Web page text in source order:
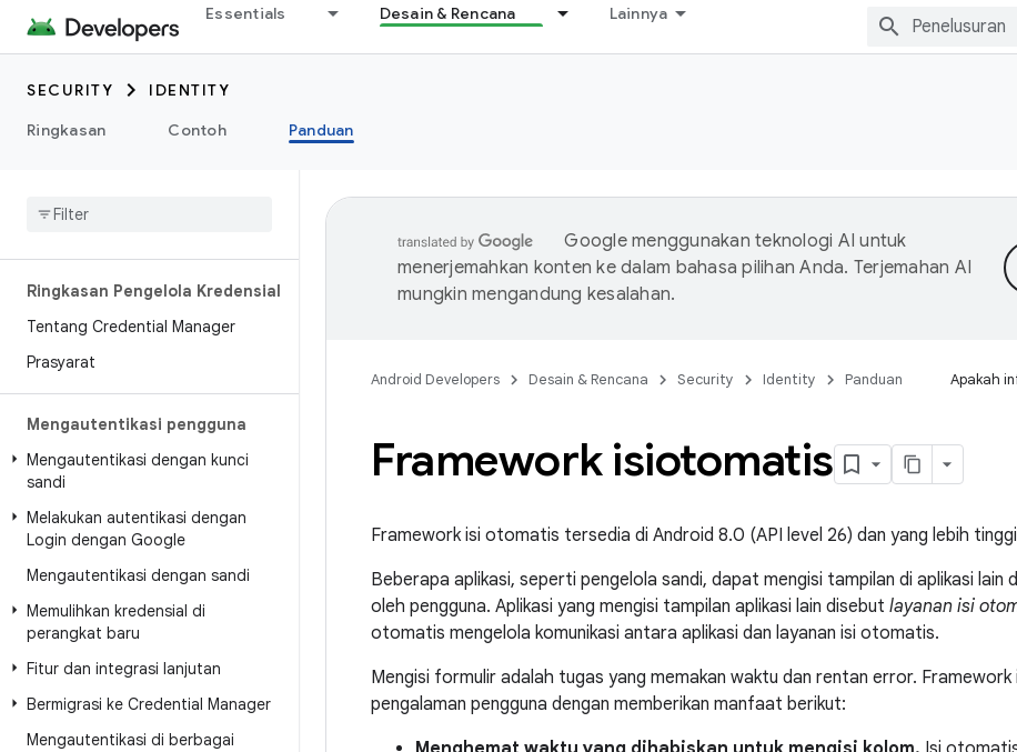
Essentials Desain & Rencana Lainnya
SECURITY
IDENTITY
Ringkasan
Contoh Panduan
Ringkasan Pengelola Kredensial
Tentang Credential Manager
Prasyarat
Mengautentikasi pengguna
Mengautentikasi dengan kunci
sandi
Melakukan autentikasi dengan
Login dengan Google
Mengautentikasi dengan sandi
Memulihkan kredensial di
perangkat baru
Fitur dan integrasi lanjutan
Bermigrasi ke Credential Manager
Mengautentikasi di berbagai
Google menggunakan teknologi AI untuk
menerjemahkan konten ke dalam bahasa pilihan Anda. Terjemahan AI
mungkin mengandung kesalahan.
Android Developers Desain & Rencana Security Identity Panduan Apakah
Framework isiotomatis
Framework isi otomatis tersedia di Android 8.0 (API level 26) dan yang lebih
Beberapa aplikasi, seperti pengelola sandi, dapat mengisi tampilan di aplikasi lain
oleh pengguna. Aplikasi yang mengisi tampilan aplikasi lain disebut layanan isi
otomatis mengelola komunikasi antara aplikasi dan layanan isi otomatis.
Mengisi formulir adalah tugas yang memakan waktu dan rentan error.
pengalaman pengguna dengan memberikan manfaat berikut: